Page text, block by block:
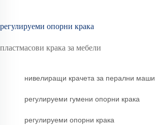
регулируеми опорни крака
пластмасови крака за мебели
нивелиращи крачета за перални
регулируеми гумени опорни крака
регулируеми опорни крака